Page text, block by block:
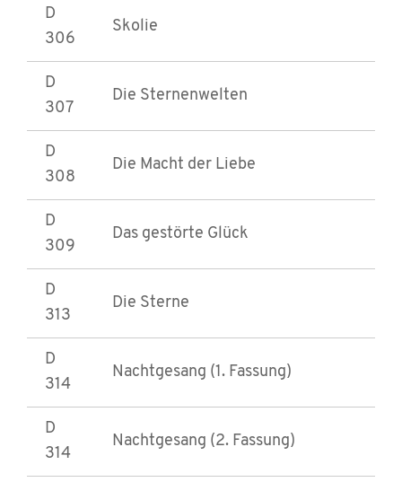
D
306
Skolie
D
307
Die Sternenwelten
D
308
Die Macht der Liebe
D
309
Das gestörte Glück
D
313
Die Sterne
D
314
Nachtgesang (1. Fassung)
D
314
Nachtgesang (2. Fassung)